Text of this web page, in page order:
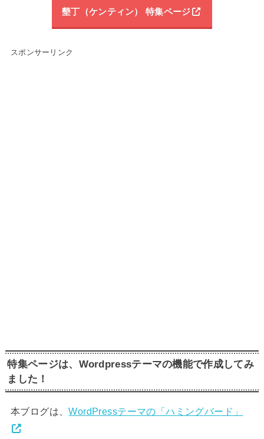
墾丁（ケンティン） 特集ページ
スポンサーリンク
特集ページは、Wordpressテーマの機能で作成してみ
ました！
本ブログは、WordPressテーマの「ハミングバード」